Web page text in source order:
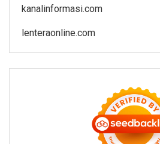
kanalinformasi.com
lenteraonline.com